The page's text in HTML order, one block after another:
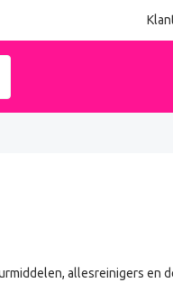
allesreinigers en